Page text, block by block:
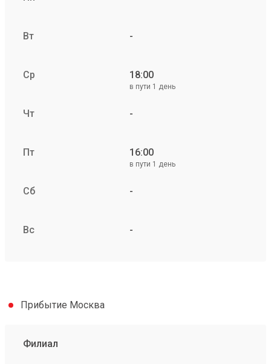
Вт -
Ср 18:00
в пути 1 день
Чт -
Пт 16:00
в пути 1 день
Сб -
Вс -
Прибытие Москва
Филиал